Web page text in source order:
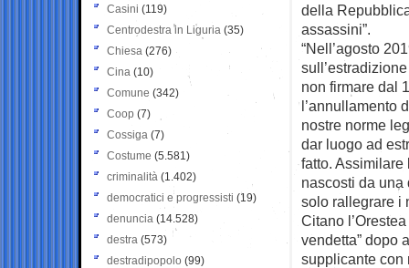
della
assassini”.
“Nell’agosto
non firmare dal
l’annullamento
nostre norme
dar luogo ad
fatto.
nascosti da una
solo rallegrare i
Citano
vendetta” dopo
supplicante con
Casini (119)
Centrodestra in Liguria (35)
Chiesa (276)
Cina (10)
Comune (342)
Coop (7)
Cossiga (7)
Costume (5.581)
criminalità (1.402)
democratici e progressisti (19)
denuncia (14.528)
destra (573)
destradipopolo (99)